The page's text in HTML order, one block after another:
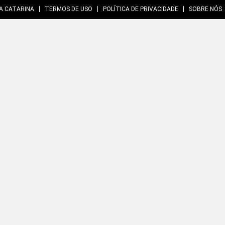
CATARINA TERMOS DE USO POLÍTICA DE PRIVACIDADE SOBRE NÓS